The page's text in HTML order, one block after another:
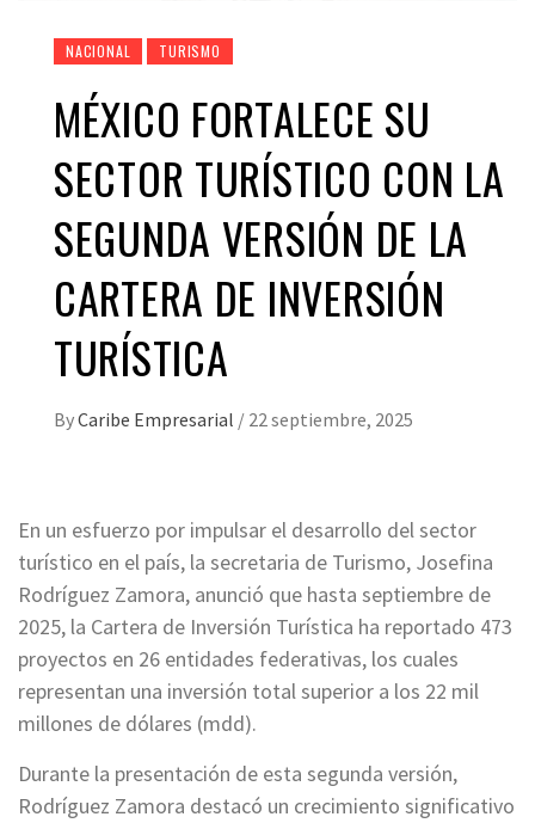
NACIONAL TURISMO
MÉXICO FORTALECE SU
SECTOR TURÍSTICO CON LA
SEGUNDA VERSIÓN DE LA
CARTERA DE INVERSIÓN
TURÍSTICA
ByCaribe Empresarial / 22 septiembre, 2025
En un esfuerzo por impulsar el desarrollo del sector
turístico en el país, la secretaria de Turismo, Josefina
Rodríguez Zamora, anunció que hasta septiembre de
2025, la Cartera de Inversión Turística ha reportado 473
proyectos en 26 entidades federativas, los cuales
representan una inversión total superior a los 22 mil
millones de dólares (mdd).
Durante la presentación de esta segunda versión,
Rodríguez Zamora destacó un crecimiento significativo